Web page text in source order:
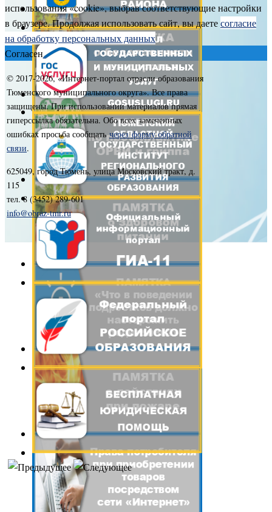
использования «cookie», выбрав соответствующие настройки
в браузере. Продолжая использовать сайт, вы даетесогласие
на обработку персональных данных
Согласен
© 2017-2026, «Интернет-портал отрасли образования
Тюменского муниципального округа». Все права
защищены. При использовании материалов прямая
гиперссылка обязательна. Обо всех замеченных
ошибках просьба сообщатьчерез форму обратной
связи.
625049, город Тюмень, улица Московский тракт, д.
115
тел. 8 (3452) 289-601
info@obraz-tmr.ru